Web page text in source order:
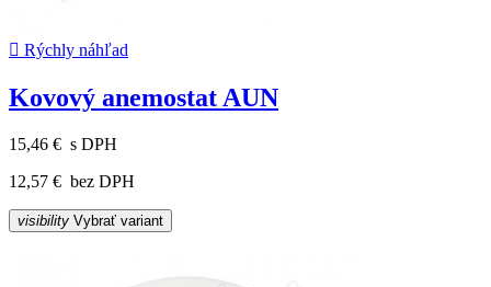
 Rýchly náhľad
Kovový anemostat AUN
15,46 € s DPH
12,57 € bez DPH
visibility Vybrať variant